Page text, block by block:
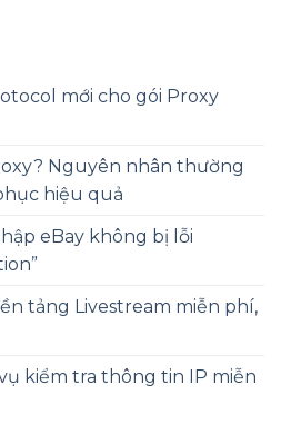
mới cho gói Proxy
Nguyên nhân thường
hiệu quả
eBay không bị lỗi
tảng Livestream miễn phí,
kiểm tra thông tin IP miễn